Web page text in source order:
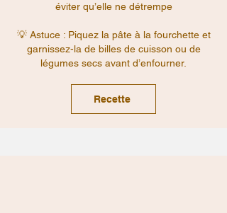
éviter qu’elle ne détrempe
💡 Astuce : Piquez la pâte à la fourchette et
garnissez-la de billes de cuisson ou de
légumes secs avant d’enfourner.
Recette